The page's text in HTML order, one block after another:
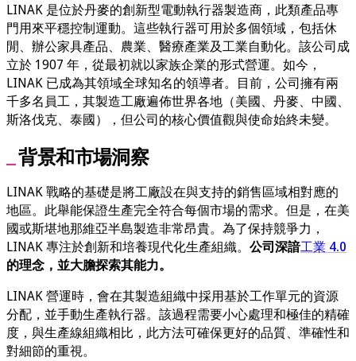
LINAK 是位於丹麥的創新型電動執行器製造商，此類產品專
門用來平穩控制運動。這些執行器可用於多個領域，包括休
閒、辦公家具產品、農業、醫療產業及工業自動化。該公司成
立於 1907 年，從最初就以家族企業的形式營運。如今，
LINAK 已成為其領域全球知名的領導者。目前，公司擁有兩
千多名員工，其製造工廠遍佈世界各地（美國、丹麥、中國、
斯洛伐克、泰國），但公司的核心價值觀與使命始終未變。
背景和市場洞察
LINAK 戰略的基礎是將工廠設在與支持的銷售區域相對應的
地區。此舉能保證生產完全符合每個市場的需求。但是，在美
國或斯堪地那維亞半島製造非常昂貴。為了保持競爭力，
LINAK 專注於創新和培養現代化生產組織。 公司深諳工業 4.0
的理念，並大膽探索其能力。
LINAK 營運時，會在其製造組織中採用基於工作單元的資源
分配，並手動生產執行器。該過程需要小心處理和極佳的精確
度，與生產線組織相比，此方法可確保更好的品質、準確性和
對細節的重視。